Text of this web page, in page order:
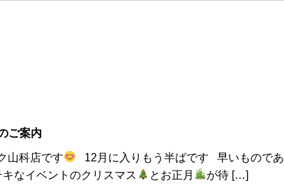
ご案内
山科店です
12月に入りもう半ばです 早いものであ
なイベントのクリスマス
とお正月 が待 […]